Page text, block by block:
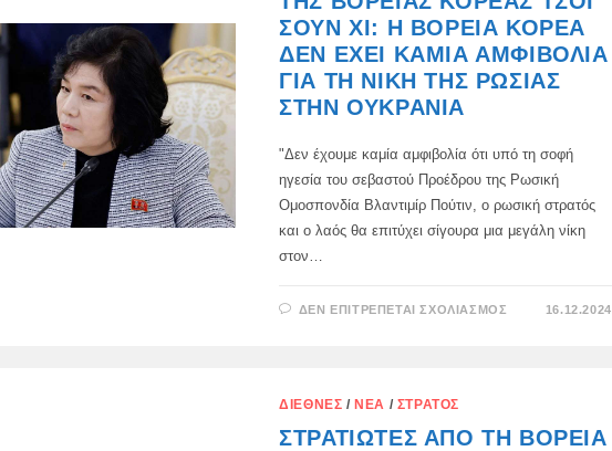
ΓΙΑ
ΚΑΝΌΝΙΑ
ΣΤΗΝ
ΠΕΡΙΟΧΉ
ΤΟΥ
ΚΟΥΡΣΚ,
ΣΟΥΝ ΧΙ: Η ΒΌΡΕΙΑ ΚΟΡΈΑ
ΔΕΝ ΈΧΕΙ ΚΑΜΊΑ ΑΜΦΙΒΟΛΊΑ
ΓΙΑ ΤΗ ΝΊΚΗ ΤΗΣ ΡΩΣΊΑΣ
ΣΤΗΝ ΟΥΚΡΑΝΊΑ
"Δεν έχουμε καμία αμφιβολία ότι υπό τη σοφή
ηγεσία του σεβαστού Προέδρου της Ρωσική
Ομοσπονδία Βλαντιμίρ Πούτιν, ο ρωσική στρατός
και ο λαός θα επιτύχει σίγουρα μια μεγάλη νίκη
στον…
ΔΕΝ ΕΠΙΤΡΈΠΕΤΑΙ ΣΧΟΛΙΑΣΜΌΣ
Η
16.12.2024
ΔΙΕΘΝΈΣ / ΝΈΑ / ΣΤΡΑΤΌΣ
ΣΤΡΑΤΙΏΤΕΣ ΑΠΌ ΤΗ ΒΌΡΕΙΑ